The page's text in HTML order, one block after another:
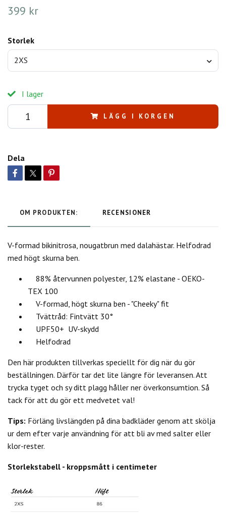
399 kr
Storlek
2XS
I lager
LÄGG I KORGEN
Dela
OM PRODUKTEN: RECENSIONER
V-formad bikinitrosa, nougatbrun med dalahästar. Helfodrad
med högt skurna ben.
88% återvunnen polyester, 12% elastane - OEKO-
TEX 100
V-formad, högt skurna ben - "Cheeky" fit
Tvättråd: Fintvätt 30°
UPF50+ UV-skydd
Helfodrad
Den här produkten tillverkas speciellt för dig när du gör
beställningen. Därför tar det lite längre för leveransen. Att
trycka tyget och sy ditt plagg håller ner överkonsumtion. Så
tack för att du gör ett medvetet val!
Tips: Förläng livslängden på dina badkläder genom att skölja
ur dem efter varje användning för att bli av med salter eller
klor-rester.
Storlekstabell - kroppsmått i centimeter